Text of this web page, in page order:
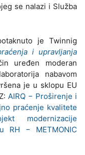
se nalazi i Služba
je Twinnig
i upravljanja
uređen moderan
nabavom
je u sklopu EU
AIRQ − Proširenje i
praćenje kvalitete
modernizacije
RH − METMONIC